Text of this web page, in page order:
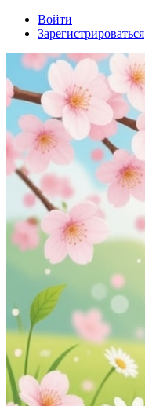
Войти
Зарегистрироваться